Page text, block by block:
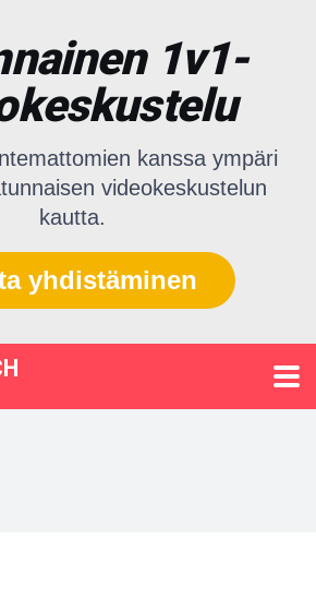
1v1-
kanssa ympäri
videokeskustelun
kautta.
yhdistäminen